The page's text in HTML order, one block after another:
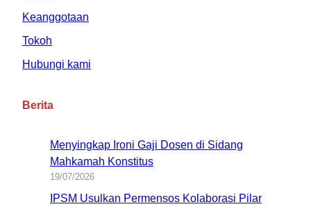
Keanggotaan
Tokoh
Hubungi kami
Berita
Menyingkap Ironi Gaji Dosen di Sidang
Mahkamah Konstitus
19/07/2026
IPSM Usulkan Permensos Kolaborasi Pilar